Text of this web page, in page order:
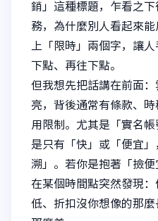
銷」這種標題，乍看之
務，為什麼別人看起來
上「限時」兩個字，讓
下點、再往下點。
但我想先把話講在前面
亮，背後通常有條款、
用限制。尤其是「實名
是只有「快」或「便宜
溯」。若你是抱著「撿
在某個時間點突然發現
低、折扣沒你想像的那